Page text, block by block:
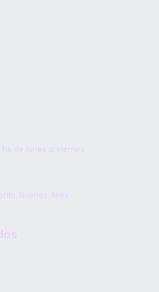
de lunes a viernes.
Buenos Aires